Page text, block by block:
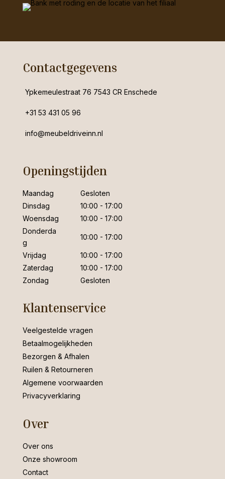
Contactgegevens
Ypkemeulestraat 76 7543 CR Enschede
+31 53 431 05 96
info@meubeldriveinn.nl
Openingstijden
Maandag
Gesloten
Dinsdag
10:00 - 17:00
Woensdag
10:00 - 17:00
Donderda
g
10:00 - 17:00
Vrijdag
10:00 - 17:00
Zaterdag
10:00 - 17:00
Zondag
Gesloten
Klantenservice
Veelgestelde vragen
Betaalmogelijkheden
Bezorgen & Afhalen
Ruilen & Retourneren
Algemene voorwaarden
Privacyverklaring
Over
Over ons
Onze showroom
Contact